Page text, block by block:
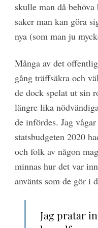
skulle man då
saker man kan göra
nya (som man ju
Många av det
gång träffsäkra och
de dock spelat ut sin
längre lika
de infördes. Jag
statsbudgeten 2020
och folk av någon
minnas hur det var
använts som de gör i
Jag pratar